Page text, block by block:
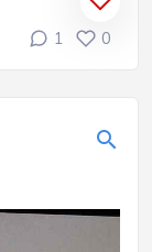
1 0